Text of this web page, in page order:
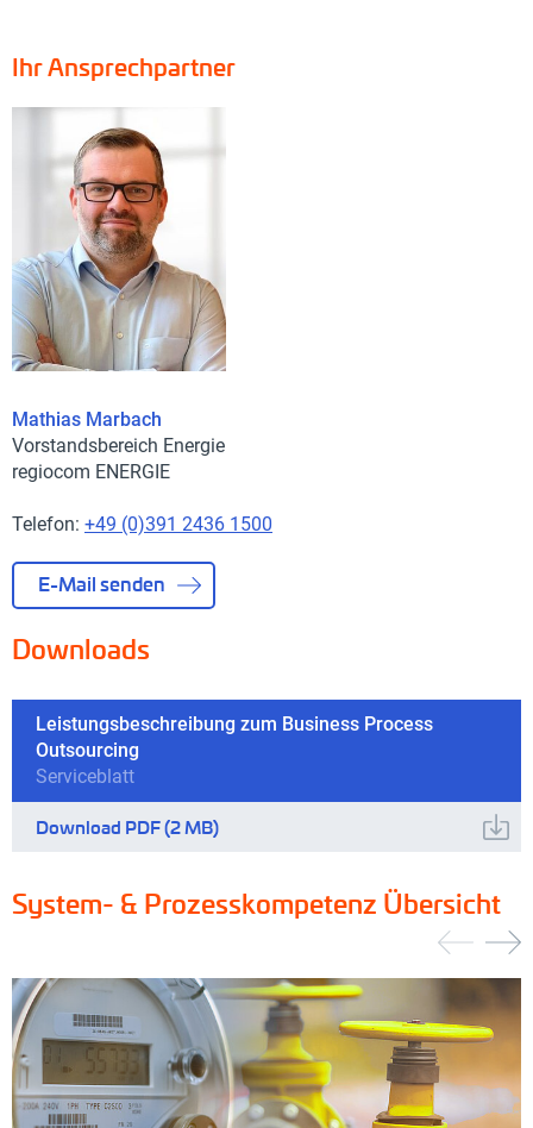
Ihr Ansprechpartner
Mathias Marbach
Vorstandsbereich Energie
regiocom ENERGIE
Telefon: +49 (0)391 2436 1500
E-Mail senden
Downloads
Leistungsbeschreibung zum Business Process
Outsourcing
Serviceblatt
Download PDF(2 MB)
System- & Prozesskompetenz Übersicht